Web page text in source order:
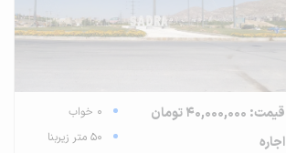
قیمت: 40,000,000 تومان
اجاره
0 خواب
50 متر زیربنا